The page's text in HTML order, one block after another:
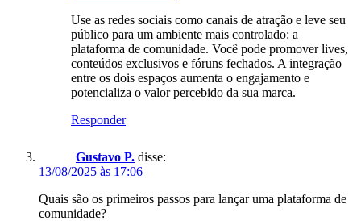
Use as redes sociais como canais de atração e leve seu
público para um ambiente mais controlado: a
plataforma de comunidade. Você pode promover lives,
conteúdos exclusivos e fóruns fechados. A integração
entre os dois espaços aumenta o engajamento e
potencializa o valor percebido da sua marca.
Responder
Gustavo P. disse:
13/08/2025 às 17:06
Quais são os primeiros passos para lançar uma plataforma de
comunidade?